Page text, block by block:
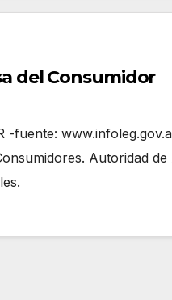
del Consumidor
-fuente:
Autoridad